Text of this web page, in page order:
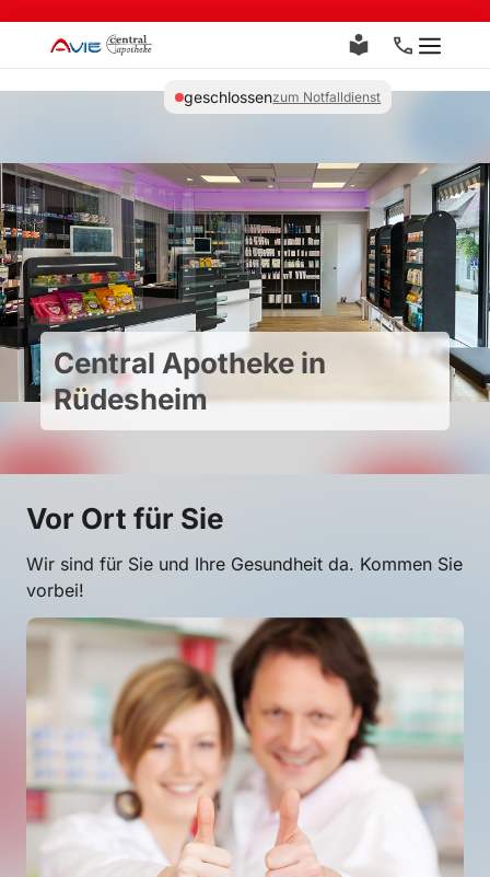
springen
Menü
geschlossenzum Notfalldienst
Central Apotheke in
Rüdesheim
Vor Ort für Sie
Wir sind für Sie und Ihre Gesundheit da. Kommen Sie
vorbei!